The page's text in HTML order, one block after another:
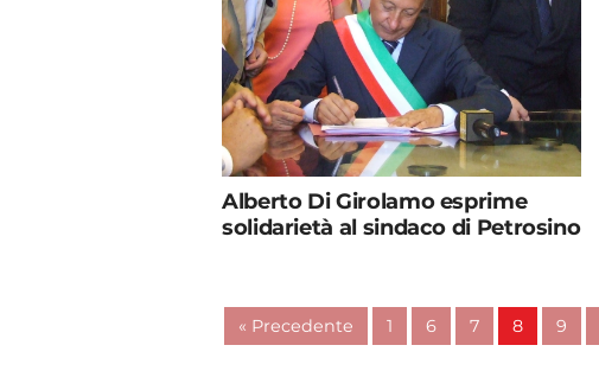
Alberto Di Girolamo esprime
solidarietà al sindaco di Petrosino
« Precedente 1 6 7 8 9